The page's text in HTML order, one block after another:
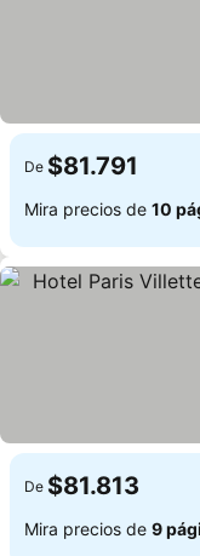
De $81.791
Mira precios de 10
De $81.813
Mira precios de 9